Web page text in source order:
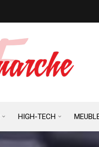
HIGH-TECH